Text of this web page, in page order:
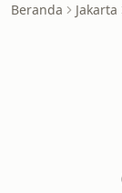
Beranda Jakarta